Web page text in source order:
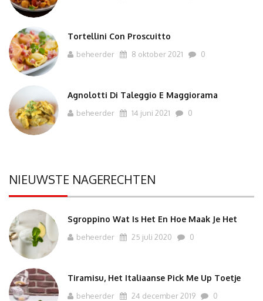
Tortellini Con Proscuitto
beheerder 8 oktober 2021 0
Agnolotti Di Taleggio E Maggiorama
beheerder 14 juni 2021 0
NIEUWSTE NAGERECHTEN
Sgroppino Wat Is Het En Hoe Maak Je Het
beheerder 25 juli 2020 0
Tiramisu, Het Italiaanse Pick Me Up Toetje
beheerder 24 december 2019 0